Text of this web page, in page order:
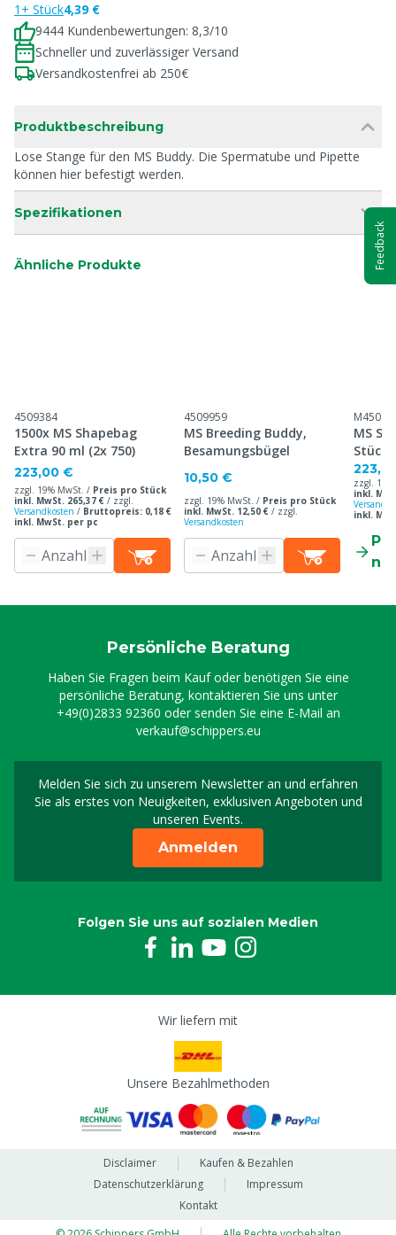
1+ Stück4,39 €
9444 Kundenbewertungen: 8,3/10
Schneller und zuverlässiger Versand
Versandkostenfrei ab 250€
Produktbeschreibung
Lose Stange für den MS Buddy. Die Spermatube und Pipette
können hier befestigt werden.
Spezifikationen
Ähnliche Produkte
4509384
1500x MS Shapebag
Extra 90 ml (2x 750)
223,00 €
zzgl. 19% MwSt. / Preis pro Stück
inkl. MwSt. 265,37 € / zzgl.
Versandkosten / Bruttopreis: 0,18 €
inkl. MwSt. per pc
4509959
MS Breeding Buddy,
Besamungsbügel
10,50 €
zzgl. 19% MwSt. / Preis pro Stück
inkl. MwSt. 12,50 € / zzgl.
Versandkosten
MS
Stück
zzgl.
inkl.
inkl.
Persönliche Beratung
Haben Sie Fragen beim Kauf oder benötigen Sie eine
persönliche Beratung, kontaktieren Sie uns unter
+49(0)2833 92360 oder senden Sie eine E-Mail an
verkauf@schippers.eu
Melden Sie sich zu unserem Newsletter an und erfahren
Sie als erstes von Neuigkeiten, exklusiven Angeboten und
unseren Events.
Melden Sie sich für
Anmelden
Folgen Sie uns auf sozialen Medien
Wir liefern mit
Unsere Bezahlmethoden
Disclaimer
Kaufen & Bezahlen
Datenschutzerklärung
Impressum
Kontakt
Feedback